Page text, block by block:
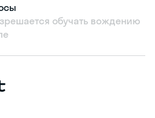
обучать вождению